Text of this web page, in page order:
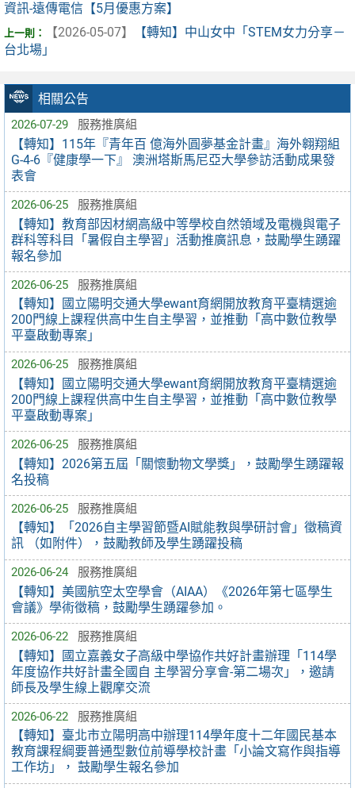
相關公告
2026-07-29 服務推廣組
【轉知】115年『青年百 億海外圓夢基金計畫』海外翱翔組
G-4-6『健康學一下』 澳洲塔斯馬尼亞大學參訪活動成果發
表會
2026-06-25 服務推廣組
【轉知】教育部因材網高級中等學校自然領域及電機與電子
群科等科目「暑假自主學習」活動推廣訊息，鼓勵學生踴躍
報名參加
2026-06-25 服務推廣組
【轉知】國立陽明交通大學ewant育網開放教育平臺精選逾
200門線上課程供高中生自主學習，並推動「高中數位教學
平臺啟動專案」
2026-06-25 服務推廣組
【轉知】國立陽明交通大學ewant育網開放教育平臺精選逾
200門線上課程供高中生自主學習，並推動「高中數位教學
平臺啟動專案」
2026-06-25 服務推廣組
【轉知】2026第五屆「關懷動物文學獎」，鼓勵學生踴躍報
名投稿
2026-06-25 服務推廣組
【轉知】「2026自主學習節暨AI賦能教與學研討會」徵稿資
訊 （如附件），鼓勵教師及學生踴躍投稿
2026-06-24 服務推廣組
【轉知】美國航空太空學會（AIAA）《2026年第七區學生
會議》學術徵稿，鼓勵學生踴躍參加。
2026-06-22 服務推廣組
【轉知】國立嘉義女子高級中學協作共好計畫辦理「114學
年度協作共好計畫全國自 主學習分享會-第二場次」，邀請
師長及學生線上觀摩交流
2026-06-22 服務推廣組
【轉知】臺北市立陽明高中辦理114學年度十二年國民基本
教育課程綱要普通型數位前導學校計畫「小論文寫作與指導
工作坊」， 鼓勵學生報名參加
資訊-遠傳電信【5月優惠方案】
【2026-05-07】
【轉知】中山女中「STEM女力分享－
台北場」